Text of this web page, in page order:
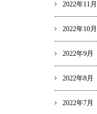
2022年11月
2022年10月
2022年9月
2022年8月
2022年7月